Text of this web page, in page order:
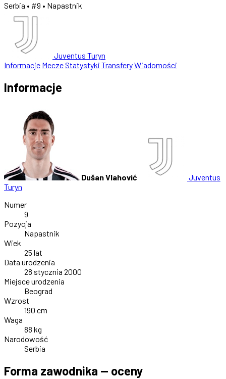
Serbia • #9 • Napastnik
Juventus Turyn
Informacje MeczeStatystyki TransferyWiadomości
Informacje
Dušan Vlahović
Juventus
Turyn
Numer
9
Pozycja
Napastnik
Wiek
25 lat
Data urodzenia
28 stycznia 2000
Miejsce urodzenia
Beograd
Wzrost
190 cm
Waga
88 kg
Narodowość
Serbia
Forma zawodnika — oceny